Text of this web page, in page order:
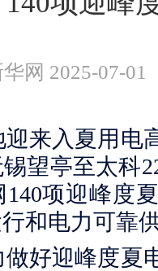
网 2025-07-01
来入夏用电
望亭至太科
项迎峰度
和电力可靠
好迎峰度夏